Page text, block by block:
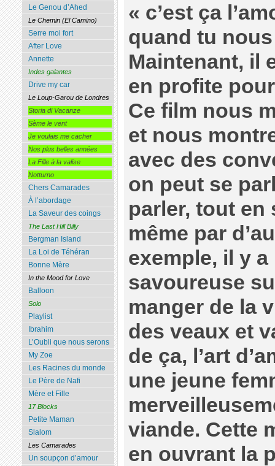
« c’est ça
quand tu
Maintenant, il
en profite
Ce film nous
et nous
avec des
on peut se
parler, tout en
même par
exemple, il y
savoureuse
manger de la
des veaux et
de ça, l’art
une jeune
viande. Cette
en ouvrant la
Le Genou d’Ahed
Le Chemin (El Camino)
Serre moi fort
After Love
Annette
Indes galantes
Drive my car
Le Loup-Garou de Londres
Storia di Vacanze
Sème le vent
Je voulais me cacher
Nos plus belles années
La Fille à la valise
Notturno
Chers Camarades
À l’abordage
La Saveur des coings
The Last Hill Billy
Bergman Island
La Loi de Téhéran
Bonne Mère
In the Mood for Love
Balloon
Solo
Playlist
Ibrahim
L’Oubli que nous serons
My Zoe
Les Racines du monde
Le Père de Nafi
Mère et Fille
17 Blocks
Petite Maman
Slalom
Les Camarades
Un soupçon d’amour